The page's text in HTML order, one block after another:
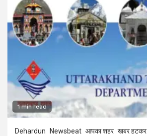
1 min read
Dehardun Newsbeat आपका शहर खबर हटकर